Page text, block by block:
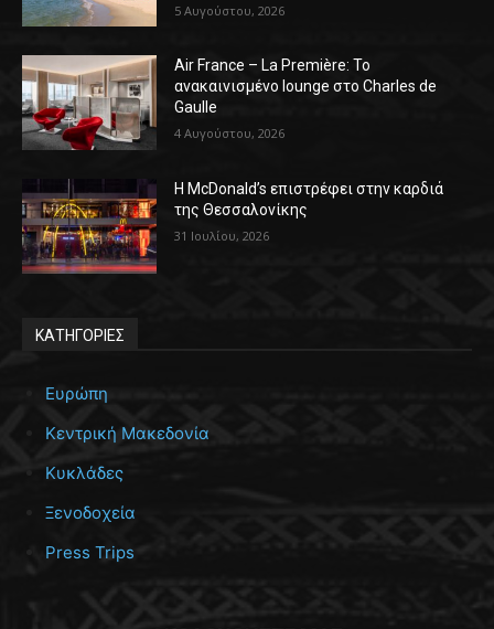
5 Αυγούστου, 2026
Air France – La Première: Το
ανακαινισμένο lounge στο Charles de
Gaulle
4 Αυγούστου, 2026
Η McDonald’s επιστρέφει στην καρδιά
της Θεσσαλονίκης
31 Ιουλίου, 2026
ΚΑΤΗΓΟΡΙΕΣ
Ευρώπη
Κεντρική Μακεδονία
Κυκλάδες
Ξενοδοχεία
Press Trips